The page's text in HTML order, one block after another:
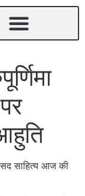
साहित्य आज की